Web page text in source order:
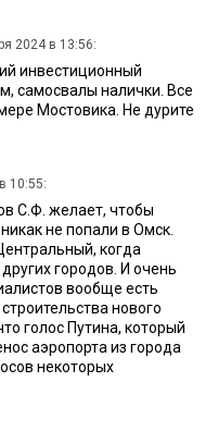
2024 в 13:56:
инвестиционный
самосвалы налички. Все
Мостовика. Не дурите
10:55:
С.Ф. желает, чтобы
не попали в Омск.
когда
городов. И очень
вообще есть
нового
голос Путина, который
аэропорта из города
некоторых